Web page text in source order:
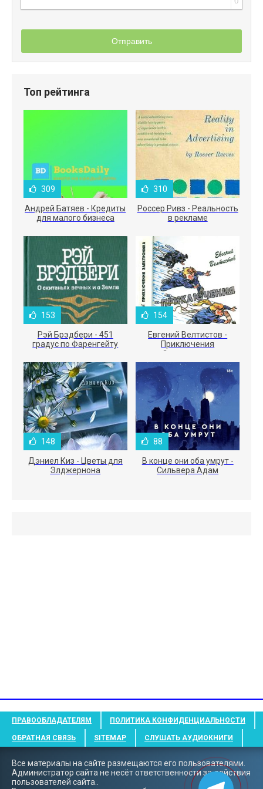
Отправить
Топ рейтинга
309
Андрей Батяев - Кредиты
для малого бизнеса
310
Россер Ривз - Реальность
в рекламе
153
Рэй Брэдбери - 451
градус по Фаренгейту
154
Евгений Велтистов -
Приключения
Электроника
148
Дэниел Киз - Цветы для
Элджернона
88
В конце они оба умрут -
Сильвера Адам
ПРАВООБЛАДАТЕЛЯМ ПОЛИТИКА КОНФИДЕНЦИАЛЬНОСТИ
ОБРАТНАЯ СВЯЗЬ SITEMAP СЛУШАТЬ АУДИОКНИГИ
Все материалы на сайте размещаются его пользователями.
Администратор сайта не несёт ответственности за действия
пользователей сайта..